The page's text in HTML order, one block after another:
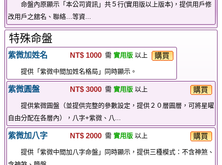
命盤內原顯示「本公司資訊」共５行(實用版以上版本)，提供用戶修
改用戶之舘名、聯絡…等資...
特殊命盤
紫微加姓名 NT$ 1000 需 實用版以上 購買
提供「紫微中間加姓名格局」同時顯示。
紫微圓盤 NT$ 3000 需 實用版以上 購買
提供紫微圓盤（並提供完整的參數設定，提供２０層圓層，可將星曜
自由分配在各層內），八字+紫微、八...
紫微加八字 NT$ 2000 需 實用版以上 購買
提供「紫微中間加八字命盤」同時顯示，提供三種模式：不含神煞、